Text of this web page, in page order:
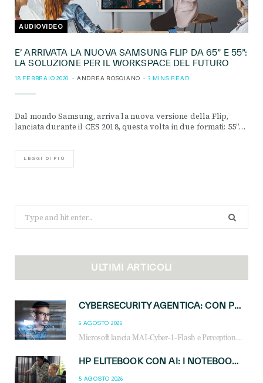
AUDIOVIDEO
E’ ARRIVATA LA NUOVA SAMSUNG FLIP DA 65” E 55”:
LA SOLUZIONE PER IL WORKSPACE DEL FUTURO
18 FEBBRAIO 2020 ANDREA ROSCIANO 3 MINS READ
Dal mondo Samsung, arriva la nuova versione della Flip,
lanciata durante il CES 2018, questa volta in due formati: 55”…
LEGGI DI PIÙ
for:
ULTIMI ARTICOLI
CYBERSECURITY AGENTICA: CON PERCEPTION E MAI-CYBER-1-FLASH MICROSOFT APRE NUOVI SERVIZI PER IL CANALE
6 AGOSTO 2026
Microsoft lancia MAI-Cyber-1-Flash e Perception: cybersecurity agentica in preview dal 3 novembre. Cosa cambia per MSP, system integrator e reseller.
HP ELITEBOOK CON AI: I NOTEBOOK BUSINESS INTELLIGENTI CHE TRASFORMANO PRODUTTIVITÀ, SICUREZZA E LAVORO IBRIDO
5 AGOSTO 2026